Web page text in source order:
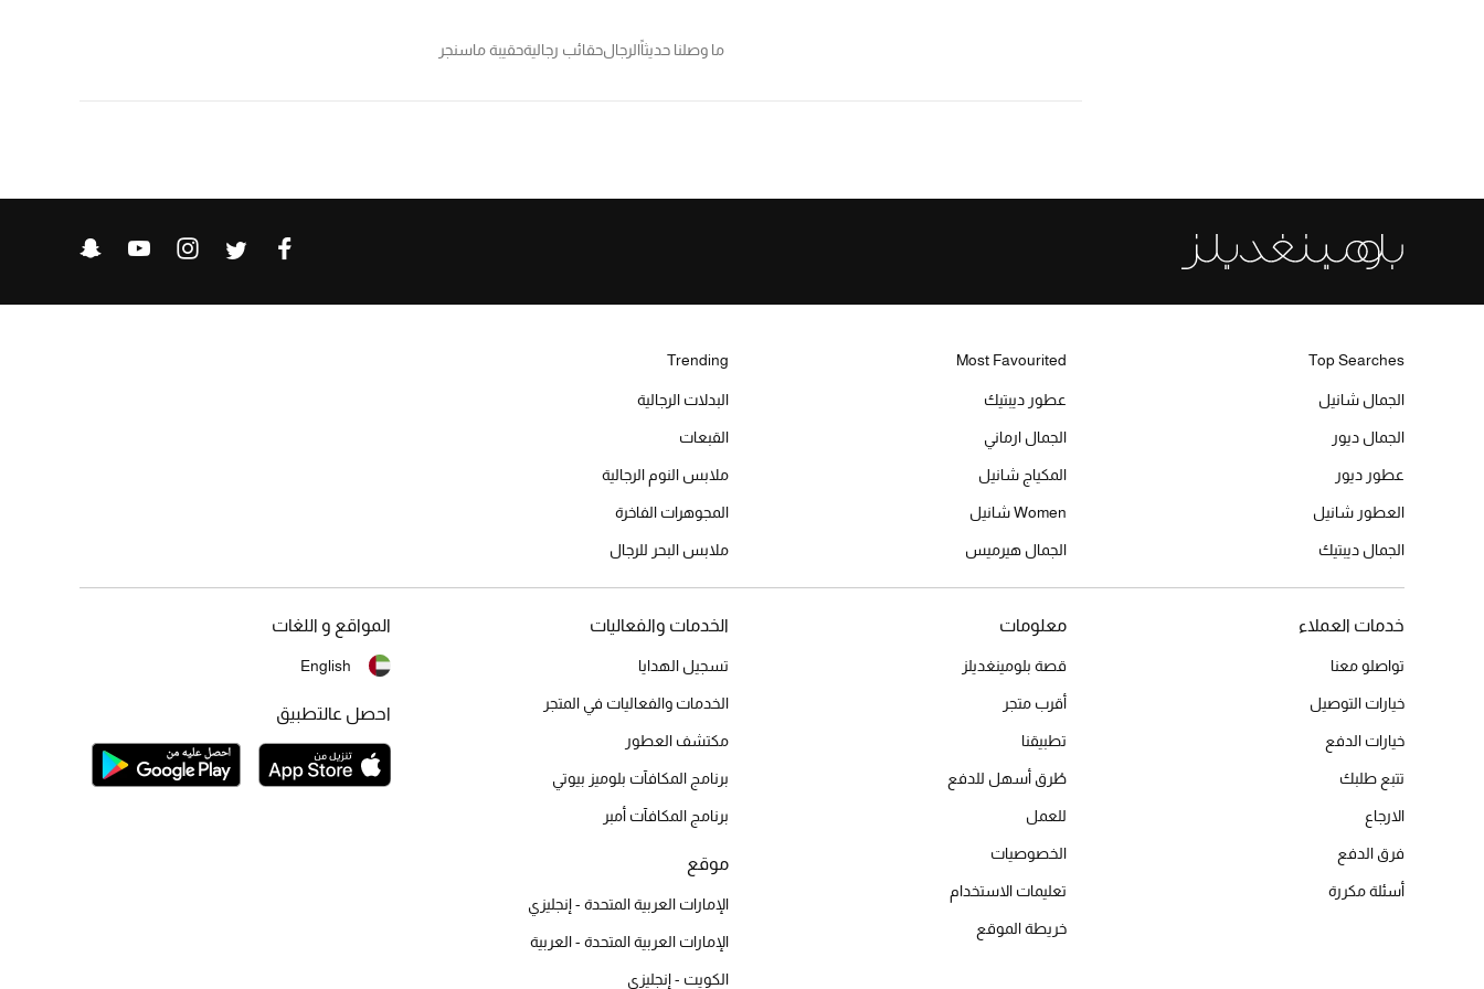
ما وصلنا حديثاًالرجالحقائب رجاليةحقيبة ماسنجر
Top Searches
الجمال شانيل
الجمال ديور
عطور ديور
العطور شانيل
الجمال ديبتيك
Most Favourited
عطور ديبتيك
الجمال ارماني
المكياج شانيل
Women شانيل
الجمال هيرميس
Trending
البدلات الرجالية
القبعات
ملابس النوم الرجالية
المجوهرات الفاخرة
ملابس البحر للرجال
خدمات العملاء
تواصلو معنا
خيارات التوصيل
خيارات الدفع
تتبع طلبك
الارجاع
فرق الدفع
أسئلة مكررة
معلومات
قصة بلومينغديلز
أقرب متجر
تطبيقنا
طُرق أسهل للدفع
للعمل
الخصوصيات
تعليمات الاستخدام
خريطة الموقع
الخدمات والفعاليات
تسجيل الهدايا
الخدمات والفعاليات في المتجر
مكتشف العطور
برنامج المكافآت بلوميز بيوتي
برنامج المكافآت أمبر
موقع
الإمارات العربية المتحدة - إنجليزي
الإمارات العربية المتحدة - العربية
الكويت - إنجليزي
المواقع و اللغات
English
احصل عالتطبيق